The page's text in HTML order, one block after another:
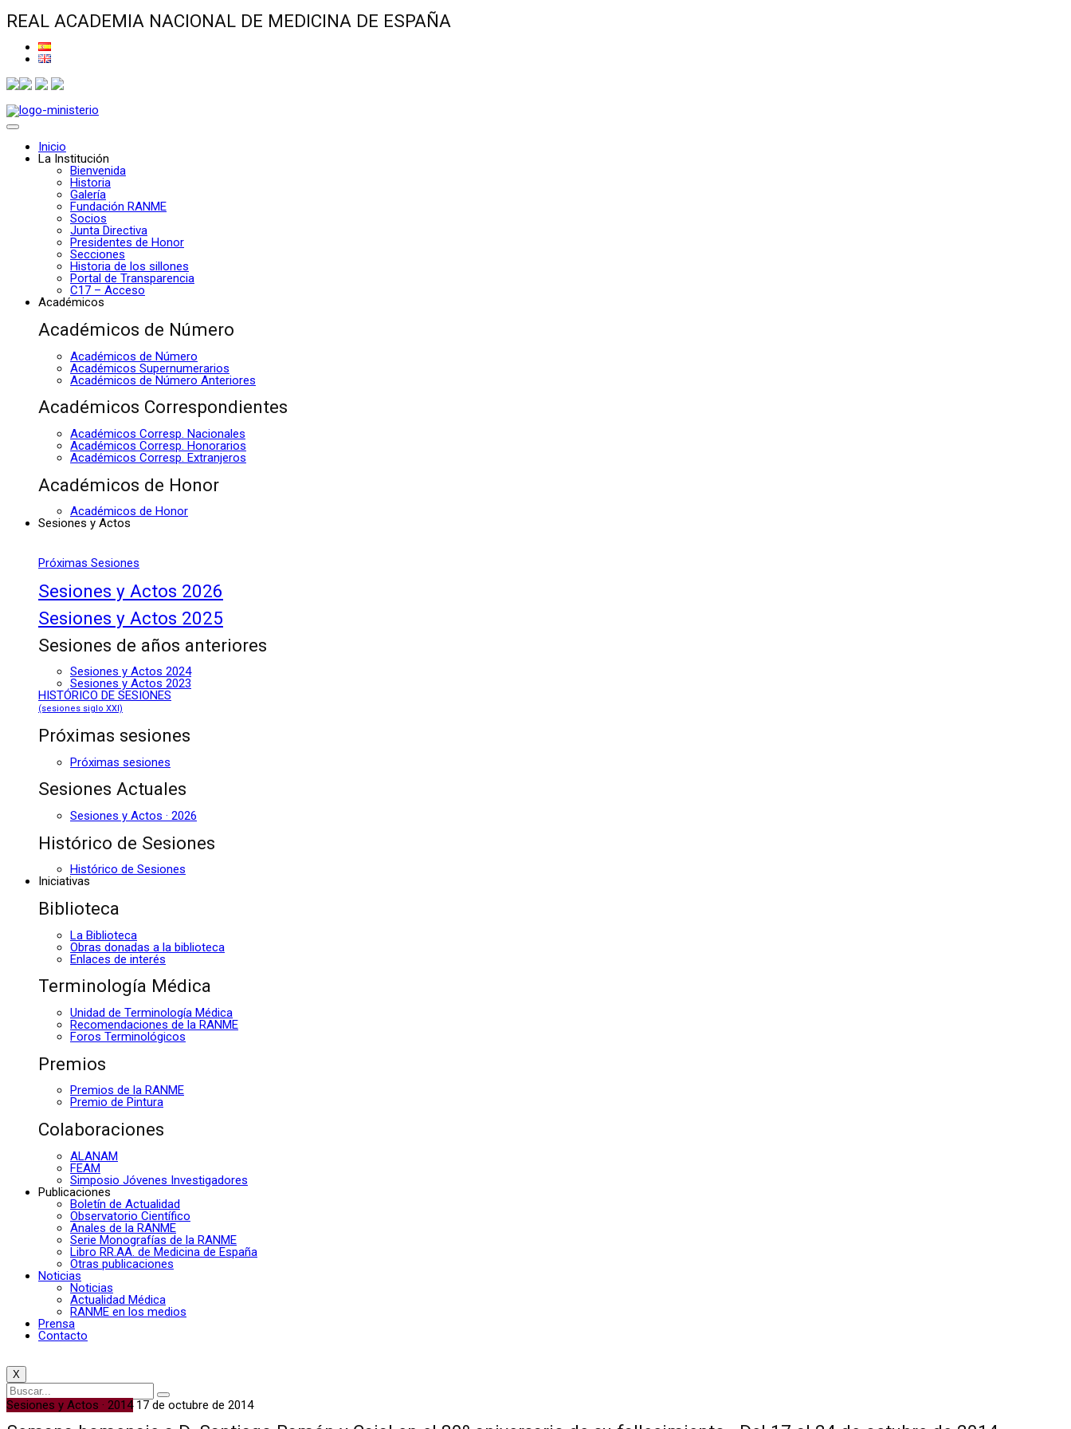
REAL ACADEMIA NACIONAL DE MEDICINA DE ESPAÑA
Inicio
La Institución
Bienvenida
Historia
Galería
Fundación RANME
Socios
Junta Directiva
Presidentes de Honor
Secciones
Historia de los sillones
Portal de Transparencia
C17 – Acceso
Académicos
Académicos de Número
Académicos de Número
Académicos Supernumerarios
Académicos de Número Anteriores
Académicos Correspondientes
Académicos Corresp. Nacionales
Académicos Corresp. Honorarios
Académicos Corresp. Extranjeros
Académicos de Honor
Académicos de Honor
Sesiones y Actos
Próximas Sesiones
Sesiones y Actos 2026
Sesiones y Actos 2025
Sesiones de años anteriores
Sesiones y Actos 2024
Sesiones y Actos 2023
HISTÓRICO DE SESIONES
(sesiones siglo XXI)
Próximas sesiones
Próximas sesiones
Sesiones Actuales
Sesiones y Actos · 2026
Histórico de Sesiones
Histórico de Sesiones
Iniciativas
Biblioteca
La Biblioteca
Obras donadas a la biblioteca
Enlaces de interés
Terminología Médica
Unidad de Terminología Médica
Recomendaciones de la RANME
Foros Terminológicos
Premios
Premios de la RANME
Premio de Pintura
Colaboraciones
ALANAM
FEAM
Simposio Jóvenes Investigadores
Publicaciones
Boletín de Actualidad
Observatorio Científico
Anales de la RANME
Serie Monografías de la RANME
Libro RR.AA. de Medicina de España
Otras publicaciones
Noticias
Noticias
Actualidad Médica
RANME en los medios
Prensa
Contacto
X
Sesiones y Actos · 2014 17 de octubre de 2014